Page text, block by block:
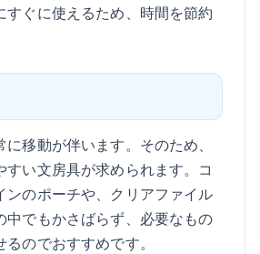
すぐに使えるため、時間を節約
移動が伴います。そのため、
すい文房具が求められます。コ
ンのポーチや、クリアファイル
中でもかさばらず、必要なもの
のでおすすめです。